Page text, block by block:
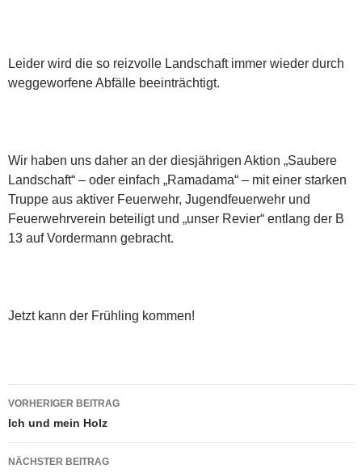
Leider wird die so reizvolle Landschaft immer wieder durch
weggeworfene Abfälle beeinträchtigt.
Wir haben uns daher an der diesjährigen Aktion „Saubere
Landschaft“ – oder einfach „Ramadama“ – mit einer starken
Truppe aus aktiver Feuerwehr, Jugendfeuerwehr und
Feuerwehrverein beteiligt und „unser Revier“ entlang der B
13 auf Vordermann gebracht.
Jetzt kann der Frühling kommen!
Beitragsnavigation
VORHERIGER BEITRAG
Ich und mein Holz
NÄCHSTER BEITRAG